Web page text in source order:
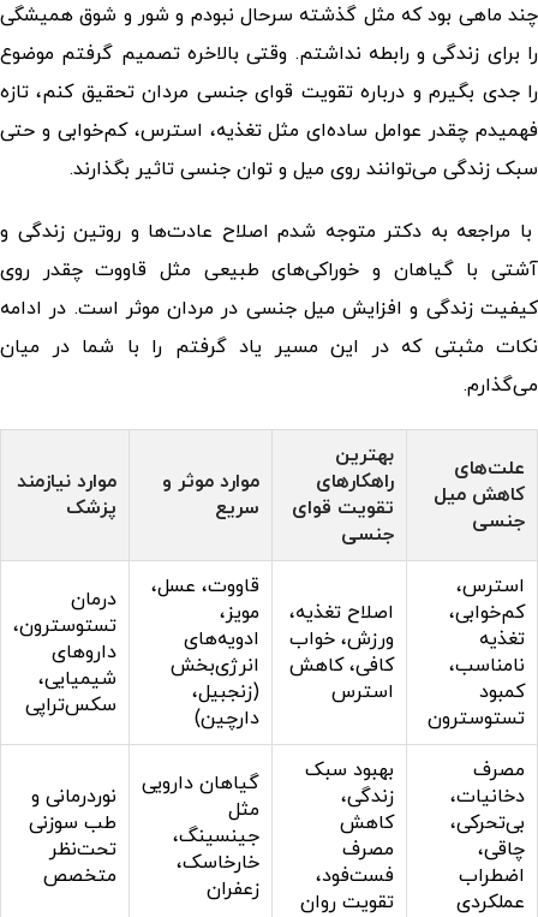
چند ماهی بود که مثل گذشته سرحال نبودم و شور و شوق همیشگی
را برای زندگی و رابطه نداشتم. وقتی بالاخره تصمیم گرفتم موضوع
را جدی بگیرم و دربارهتقویت قوای جنسی مردانتحقیق کنم، تازه
فهمیدم چقدر عوامل ساده‌ای مثل تغذیه، استرس، کم‌خوابی و حتی
سبک زندگی می‌توانند روی میل و توان جنسی تاثیر بگذارند.
با مراجعه به دکتر متوجه شدم اصلاح عادت‌ها و روتین زندگی و
آشتی با گیاهان و خوراکی‌های طبیعی مثل قاووت چقدر روی
کیفیت زندگی و افزایش میل جنسی در مردانموثر است. در ادامه
نکات مثبتی که در این مسیر یاد گرفتم را با شما در میان
می‌گذارم.
علت‌های
کاهش میل
جنسی
بهترین
راهکارهای
تقویت قوای
جنسی
موارد موثر و
سریع
موارد نیازمند
پزشک
استرس،
کم‌خوابی،
تغذیه
نامناسب،
کمبود
تستوسترون
اصلاح تغذیه،
ورزش، خواب
کافی، کاهش
استرس
قاووت، عسل،
مویز،
ادویه‌های
انرژی‌بخش
(زنجبیل،
دارچین)
درمان
تستوسترون،
داروهای
شیمیایی،
سکس‌تراپی
مصرف
دخانیات،
بی‌تحرکی،
چاقی،
اضطراب
عملکردی
بهبود سبک
زندگی،
کاهش
مصرف
فست‌فود،
تقویت روان
گیاهان دارویی
مثل
جینسینگ،
خارخاسک،
زعفران
نوردرمانی و
طب سوزنی
تحت‌نظر
متخصص